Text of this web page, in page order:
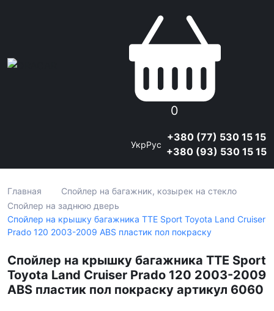
0
УкрРус
+380 (77) 530 15 15
+380 (93) 530 15 15
Главная
Спойлер на багажник, козырек на стекло
Спойлер на заднюю дверь
Спойлер на крышку багажника TTE Sport Toyota Land Cruiser
Prado 120 2003-2009 ABS пластик пол покраску
Спойлер на крышку багажника TTE Sport
Toyota Land Cruiser Prado 120 2003-2009
ABS пластик пол покраску артикул 6060